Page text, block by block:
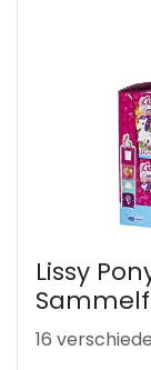
Lissy
16